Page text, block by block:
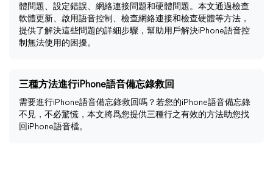
體問題、設定錯誤、網絡連接問題和硬體問題。本文通過檢查
軟體更新、啟用語音控制、檢查網絡連接和檢查硬體等方法，
提供了解決這些問題的詳細步驟，幫助用戶解決iPhone語音控
制無法使用的困擾。
三種方法進行iPhone語音備忘錄救回
需要進行iPhone語音備忘錄救回嗎？若您的iPhone語音備忘錄
不見，不必驚慌，本文將爲您提供三種行之有效的方法助您找
回iPhone語音檔。